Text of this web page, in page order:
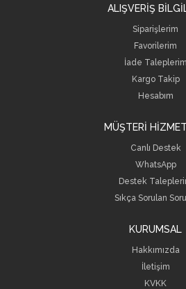
ALIŞVERİŞ
Siparişlerim
Favorilerim
İade Taleplerim
Kargo Takip
Hesabım
MÜŞTERİ
Canlı Destek
WhatsApp
Destek
Sıkça Sorulan
KURUMSAL
Hakkımızda
İletişim
KVKK